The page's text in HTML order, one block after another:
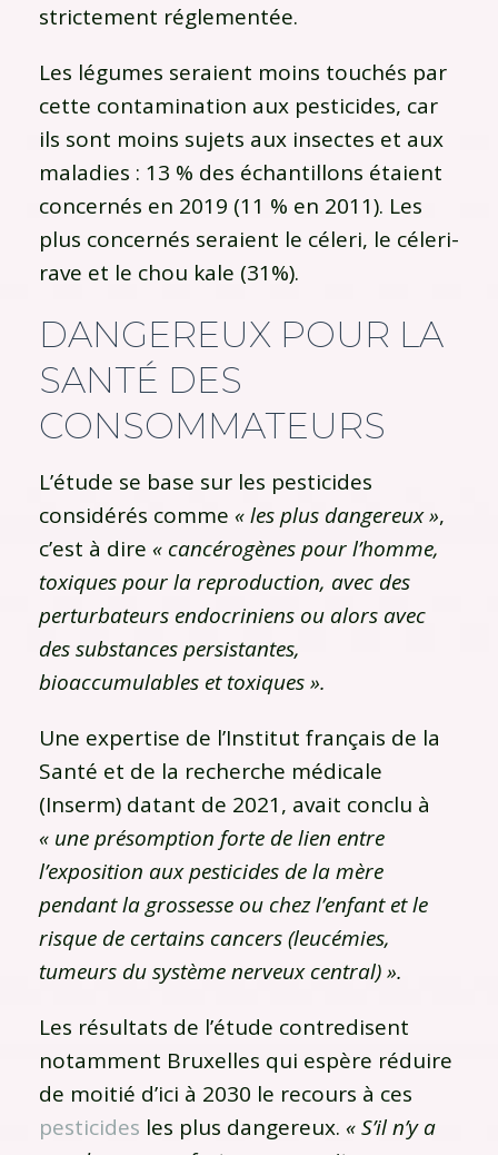
strictement réglementée.
Les légumes seraient moins touchés par
cette contamination aux pesticides, car
ils sont moins sujets aux insectes et aux
maladies : 13 % des échantillons étaient
concernés en 2019 (11 % en 2011). Les
plus concernés seraient le céleri, le céleri-
rave et le chou kale (31%).
DANGEREUX POUR LA
SANTÉ DES
CONSOMMATEURS
L’étude se base sur les pesticides
considérés comme « les plus dangereux »,
c’est à dire « cancérogènes pour l’homme,
toxiques pour la reproduction, avec des
perturbateurs endocriniens ou alors avec
des substances persistantes,
bioaccumulables et toxiques ».
Une expertise de l’Institut français de la
Santé et de la recherche médicale
(Inserm) datant de 2021, avait conclu à
« une présomption forte de lien entre
l’exposition aux pesticides de la mère
pendant la grossesse ou chez l’enfant et le
risque de certains cancers (leucémies,
tumeurs du système nerveux central) ».
Les résultats de l’étude contredisent
notamment Bruxelles qui espère réduire
de moitié d’ici à 2030 le recours à ces
pesticides les plus dangereux. « S’il n’y a